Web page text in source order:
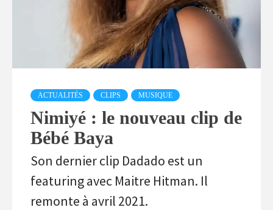
ACTUALITÉS CLIPS MUSIQUE
Nimiyé : le nouveau clip de
Bébé Baya
Son dernier clip Dadado est un
featuring avec Maitre Hitman. Il
remonte à avril 2021.